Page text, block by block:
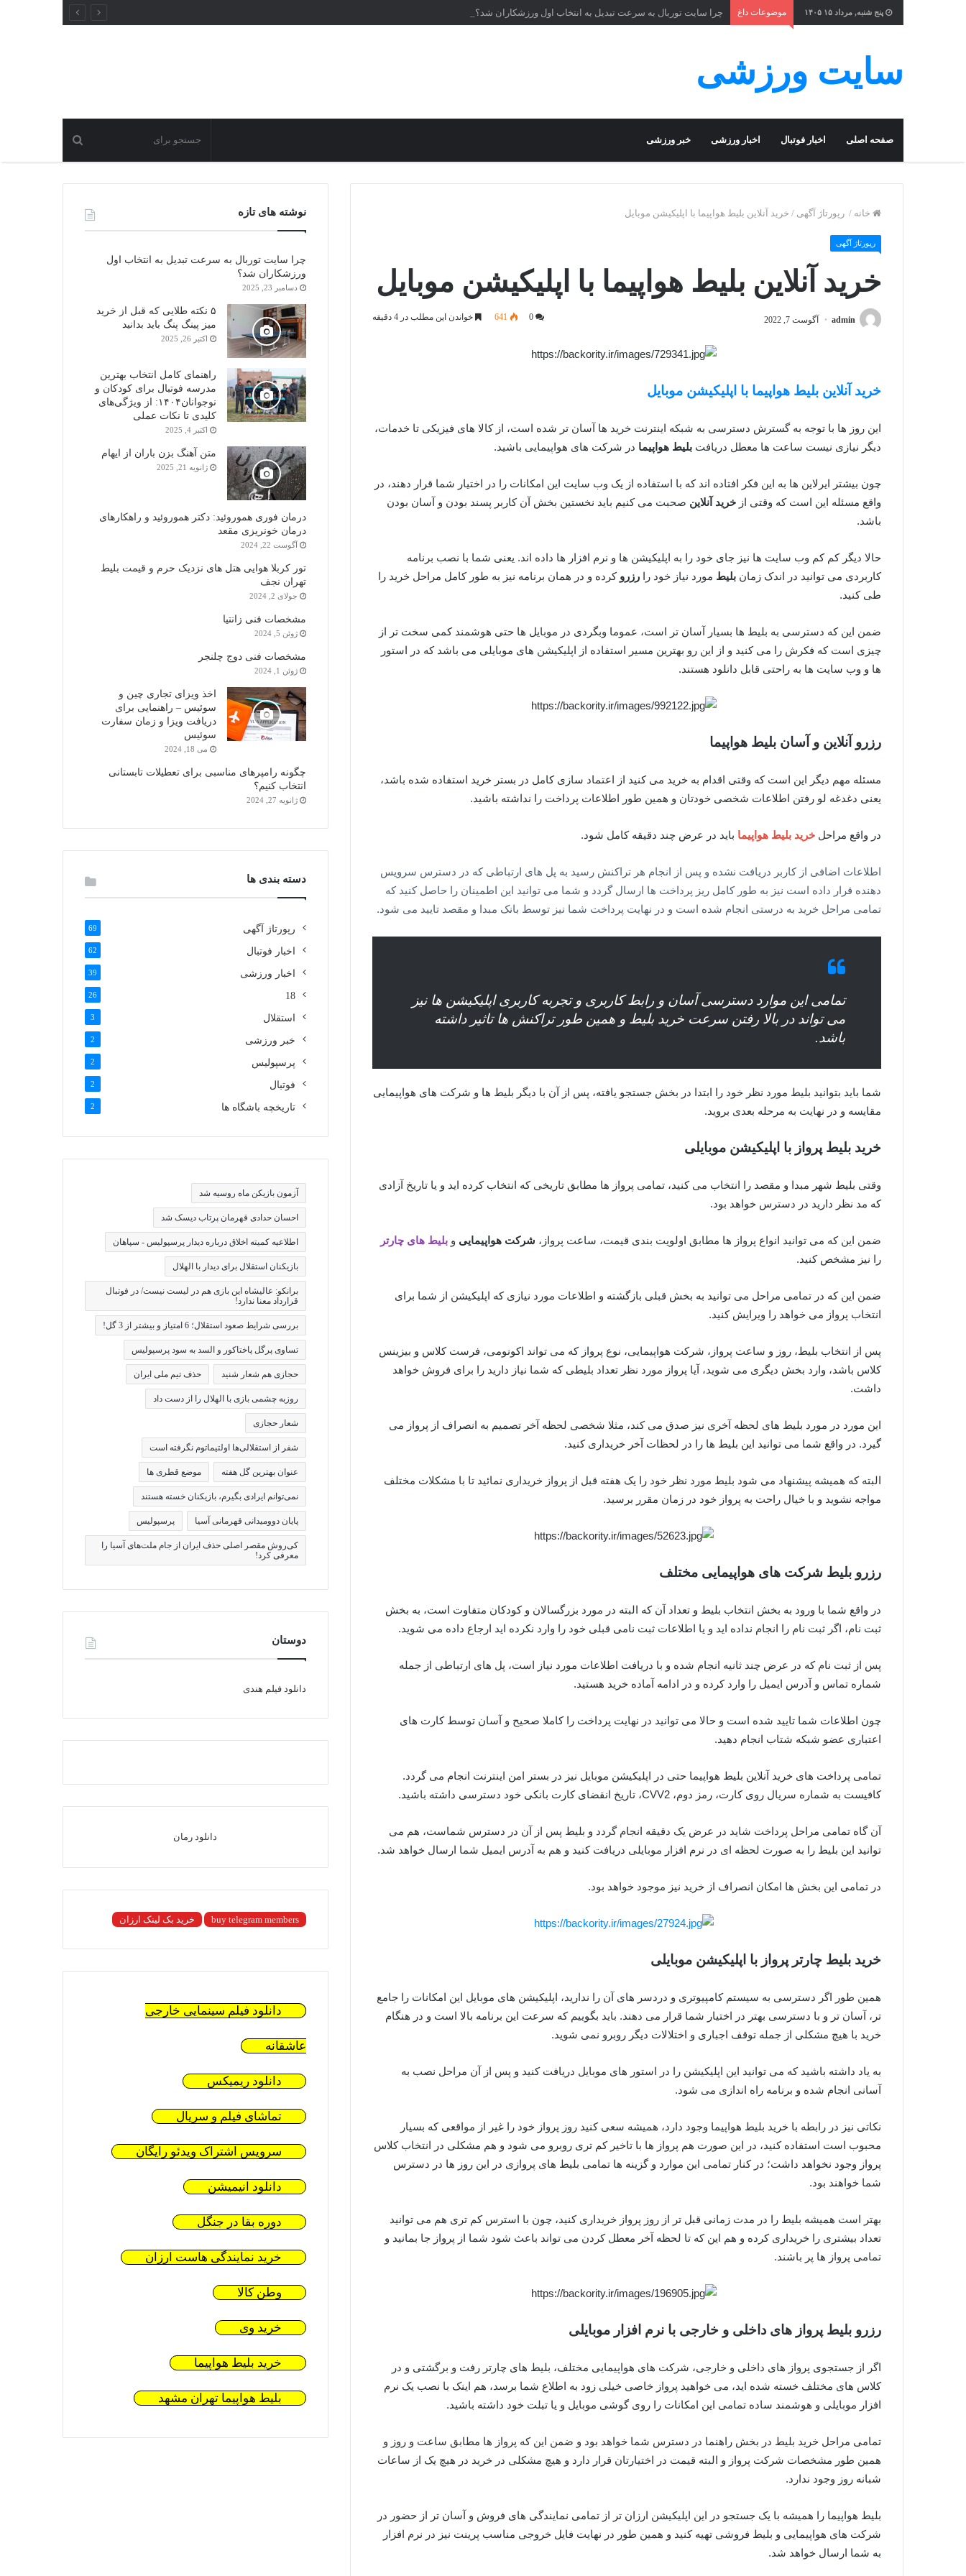
پنج شنبه, مرداد ۱۵ ۱۴۰۵ موضوعات داغ چرا سایت توربال به ‌سرعت تبدیل به انتخاب اول ورزشکاران شد؟
سایت ورزشی
صفحه اصلی اخبار فوتبال اخبار ورزشی خبر ورزشی
خانه / رپورتاژ آگهی / خرید آنلاین بلیط هواپیما با اپلیکیشن موبایل
رپورتاژ آگهی
خرید آنلاین بلیط هواپیما با اپلیکیشن موبایل
admin آگوست 7, 2022 641 خواندن این مطلب در 4 دقیقه
خرید آنلاین بلیط هواپیما با اپلیکیشن موبایل
این روز ها با توجه به گسترش دسترسی به شبکه اینترنت خرید ها آسان تر شده است، از کالا های فیزیکی تا خدمات،
دیگر نیازی نیست ساعت ها معطل دریافت بلیط هواپیما در شرکت های هواپیمایی باشید.
چون بیشتر ایرلاین ها به این فکر افتاده اند که با استفاده از یک وب سایت این امکانات را در اختیار شما قرار دهند، در
واقع مسئله این است که وقتی از خرید آنلاین صحبت می کنیم باید نخستین بخش آن کاربر پسند بودن و آسان بودن
باشد.
حالا دیگر کم کم وب سایت ها نیز جای خود را به اپلیکیشن ها و نرم افزار ها داده اند. یعنی شما با نصب برنامه
کاربردی می توانید در اندک زمان بلیط مورد نیاز خود را رزروکرده و در همان برنامه نیز به طور کامل مراحل خرید را
طی کنید.
ضمن این که دسترسی به بلیط ها بسیار آسان تر است، عموما وبگردی در موبایل ها حتی هوشمند کمی سخت تر از
چیزی است که فکرش را می کنید و از این رو بهترین مسیر استفاده از اپلیکیشن های موبایلی می باشد که در استور
ها و وب سایت ها به راحتی قابل دانلود هستند.
رزرو آنلاین و آسان بلیط هواپیما
مسئله مهم دیگر این است که وقتی اقدام به خرید می کنید از اعتماد سازی کامل در بستر خرید استفاده شده باشد،
یعنی دغدغه لو رفتن اطلاعات شخصی خودتان و همین طور اطلاعات پرداخت را نداشته باشید.
در واقع مراحل خرید بلیط هواپیما باید در عرض چند دقیقه کامل شود.
اطلاعات اضافی از کاربر دریافت نشده و پس از انجام هر تراکنش رسید به پل های ارتباطی که در دسترس سرویس
دهنده قرار داده است نیز به طور کامل ریز پرداخت ها ارسال گردد و شما می توانید این اطمینان را حاصل کنید که
تمامی مراحل خرید به درستی انجام شده است و در نهایت پرداخت شما نیز توسط بانک مبدا و مقصد تایید می شود.
تمامی این موارد دسترسی آسان و رابط کاربری و تجربه کاربری اپلیکیشن ها نیز
می تواند در بالا رفتن سرعت خرید بلیط و همین طور تراکنش ها تاثیر داشته
باشد.
شما باید بتوانید بلیط مورد نظر خود را ابتدا در بخش جستجو یافته، پس از آن با دیگر بلیط ها و شرکت های هواپیمایی
مقایسه و در نهایت به مرحله بعدی بروید.
خرید بلیط پرواز با اپلیکیشن موبایلی
وقتی بلیط شهر مبدا و مقصد را انتخاب می کنید، تمامی پرواز ها مطابق تاریخی که انتخاب کرده اید و یا تاریخ آزادی
که مد نظر دارید در دسترس خواهد بود.
ضمن این که می توانید انواع پرواز ها مطابق اولویت بندی قیمت، ساعت پرواز، شرکت هواپیمایی و بلیط های چارتر
را نیز مشخص کنید.
ضمن این که در تمامی مراحل می توانید به بخش قبلی بازگشته و اطلاعات مورد نیازی که اپلیکیشن از شما برای
انتخاب پرواز می خواهد را ویرایش کنید.
پس از انتخاب بلیط، روز و ساعت پرواز، شرکت هواپیمایی، نوع پرواز که می تواند اکونومی، فرست کلاس و بیزینس
کلاس باشد، وارد بخش دیگری می شوید، آیا پرواز مورد نظر تعداد بلیطی که شما نیاز دارید را برای فروش خواهد
داشت.
این مورد در مورد بلیط های لحظه آخری نیز صدق می کند، مثلا شخصی لحظه آخر تصمیم به انصراف از پرواز می
گیرد. در واقع شما می توانید این بلیط ها را در لحظات آخر خریداری کنید.
البته که همیشه پیشنهاد می شود بلیط مورد نظر خود را یک هفته قبل از پرواز خریداری نمائید تا با مشکلات مختلف
مواجه نشوید و با خیال راحت به پرواز خود در زمان مقرر برسید.
رزرو بلیط شرکت های هواپیمایی مختلف
در واقع شما با ورود به بخش انتخاب بلیط و تعداد آن که البته در مورد بزرگسالان و کودکان متفاوت است، به بخش
ثبت نام، اگر ثبت نام را انجام نداده اید و یا اطلاعات ثبت نامی قبلی خود را وارد نکرده اید ارجاع داده می شوید.
پس از ثبت نام که در عرض چند ثانیه انجام شده و با دریافت اطلاعات مورد نیاز است، پل های ارتباطی از جمله
شماره تماس و آدرس ایمیل را وارد کرده و در ادامه آماده خرید هستید.
چون اطلاعات شما تایید شده است و حالا می توانید در نهایت پرداخت را کاملا صحیح و آسان توسط کارت های
اعتباری عضو شبکه شتاب انجام دهید.
تمامی پرداخت های خرید آنلاین بلیط هواپیما حتی در اپلیکیشن موبایل نیز در بستر امن اینترنت انجام می گردد.
کافیست به شماره سریال روی کارت، رمز دوم، CVV2، تاریخ انقضای کارت بانکی خود دسترسی داشته باشید.
آن گاه تمامی مراحل پرداخت شاید در عرض یک دقیقه انجام گردد و بلیط پس از آن در دسترس شماست، هم می
توانید این بلیط را به صورت لحظه ای در نرم افزار موبایلی دریافت کنید و هم به آدرس ایمیل شما ارسال خواهد شد.
در تمامی این بخش ها امکان انصراف از خرید نیز موجود خواهد بود.
خرید بلیط چارتر پرواز با اپلیکیشن موبایلی
همین طور اگر دسترسی به سیستم کامپیوتری و دردسر های آن را ندارید، اپلیکیشن های موبایل این امکانات را جامع
تر، آسان تر و با دسترسی بهتر در اختیار شما قرار می دهند. باید بگوییم که سرعت این برنامه بالا است و در هنگام
خرید با هیچ مشکلی از جمله توقف اجباری و اختلالات دیگر روبرو نمی شوید.
به یاد داشته باشید که می توانید این اپلیکیشن را در استور های موبایل دریافت کنید و پس از آن مراحل نصب به
آسانی انجام شده و برنامه راه اندازی می شود.
نکاتی نیز در رابطه با خرید بلیط هواپیما وجود دارد، همیشه سعی کنید روز پرواز خود را غیر از مواقعی که بسیار
محبوب است استفاده کنید، در این صورت هم پرواز ها با تاخیر کم تری روبرو می شود و هم مشکلی در انتخاب کلاس
پرواز وجود نخواهد داشت؛ در کنار تمامی این موارد و گزینه ها تمامی بلیط های پروازی در این روز ها در دسترس
شما خواهند بود.
بهتر است همیشه بلیط را در مدت زمانی قبل تر از روز پرواز خریداری کنید، چون با استرس کم تری هم می توانید
تعداد بیشتری را خریداری کرده و هم این که تا لحظه آخر معطل کردن می تواند باعث شود شما از پرواز جا بمانید و
تمامی پرواز ها پر باشند.
رزرو بلیط پرواز های داخلی و خارجی با نرم افزار موبایلی
اگر از جستجوی پرواز های داخلی و خارجی، شرکت های هواپیمایی مختلف، بلیط های چارتر رفت و برگشتی و در
کلاس های مختلف خسته شده اید، می خواهید پرواز خاصی خیلی زود به اطلاع شما برسد، هم اینک با نصب یک نرم
افزار موبایلی و هوشمند ساده تمامی این امکانات را روی گوشی موبایل و یا تبلت خود داشته باشید.
تمامی مراحل خرید بلیط در بخش راهنما در دسترس شما خواهد بود و ضمن این که پرواز ها مطابق ساعت و روز و
همین طور مشخصات شرکت پرواز و البته قیمت در اختیارتان قرار دارد و هیچ مشکلی در خرید در هیچ یک از ساعات
شبانه روز وجود ندارد.
بلیط هواپیما را همیشه با یک جستجو در این اپلیکیشن ارزان تر از تمامی نمایندگی های فروش و آسان تر از حضور در
شرکت های هواپیمایی و بلیط فروشی تهیه کنید و همین طور در نهایت فایل خروجی مناسب پرینت نیز در نرم افزار
به شما ارسال خواهد شد.
نوشته های تازه
چرا سایت توربال به ‌سرعت تبدیل به انتخاب اول
ورزشکاران شد؟
دسامبر 23, 2025
۵ نکته طلایی که قبل از خرید
میز پینگ پنگ باید بدانید
اکتبر 26, 2025
راهنمای کامل انتخاب بهترین
مدرسه فوتبال برای کودکان و
نوجوانان۱۴۰۴: از ویژگی‌های
کلیدی تا نکات عملی
اکتبر 4, 2025
متن آهنگ بزن باران از ایهام
ژانویه 21, 2025
درمان فوری هموروئید: دکتر هموروئید و راهکارهای
درمان خونریزی مقعد
آگوست 22, 2024
تور کربلا هوایی هتل های نزدیک حرم و قیمت بلیط
تهران نجف
جولای 2, 2024
مشخصات فنی زانتیا
ژوئن 5, 2024
مشخصات فنی دوج چلنجر
ژوئن 1, 2024
اخذ ویزای تجاری چین و
سوئیس – راهنمایی برای
دریافت ویزا و زمان سفارت
سوئیس
می 18, 2024
چگونه رامپرهای مناسبی برای تعطیلات تابستانی
انتخاب کنیم؟
ژانویه 27, 2024
دسته بندی ها
رپورتاژ آگهی 69
اخبار فوتبال 62
اخبار ورزشی 39
18
26
استقلال 3
خبر ورزشی 2
پرسپولیس 2
فوتبال 2
تاریخچه باشگاه ها 2
آزمون بازیکن ماه روسیه شد
احسان حدادی قهرمان پرتاب دیسک شد
اطلاعیه کمیته اخلاق درباره دیدار پرسپولیس - سپاهان
بازیکنان استقلال برای دیدار با الهلال
برانکو: عالیشاه این بازی هم در لیست نیست/ در فوتبال
قرارداد معنا ندارد!
بررسی شرایط صعود استقلال؛ 6 امتیاز و بیشتر از 3 گل!
تساوی پرگل پاختاکور و السد به سود پرسپولیس
حجازی هم شعار شنید حذف تیم ملی ایران
روزبه چشمی بازی با الهلال را از دست داد
شعار حجازی
شفر از استقلالی‌ها اولتیماتوم نگرفته است
عنوان بهترین گل هفته موضع قطری ها
نمی‌توانم ایرادی بگیرم، بازیکنان خسته هستند
پایان دوومیدانی قهرمانی آسیا پرسپولیس
کی‌روش مقصر اصلی حذف ایران از جام ملت‌های آسیا را
معرفی کرد!
دوستان
دانلود فیلم هندی
دانلود رمان
buy telegram members خرید بک لینک ارزان
دانلود فیلم سینمایی خارجی
عاشقانه
دانلود ریمیکس
تماشای فیلم و سریال
سرویس اشتراک ویدئو رایگان
دانلود انیمیشن
دوره بقا در جنگل
خرید نمایندگی هاست ارزان
وطن کالا
خرید وی
خرید بلیط هواپیما
بلیط هواپیما تهران مشهد